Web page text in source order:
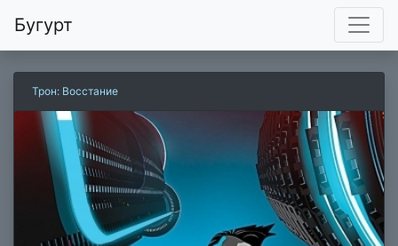
Бугурт
Трон: Восстание